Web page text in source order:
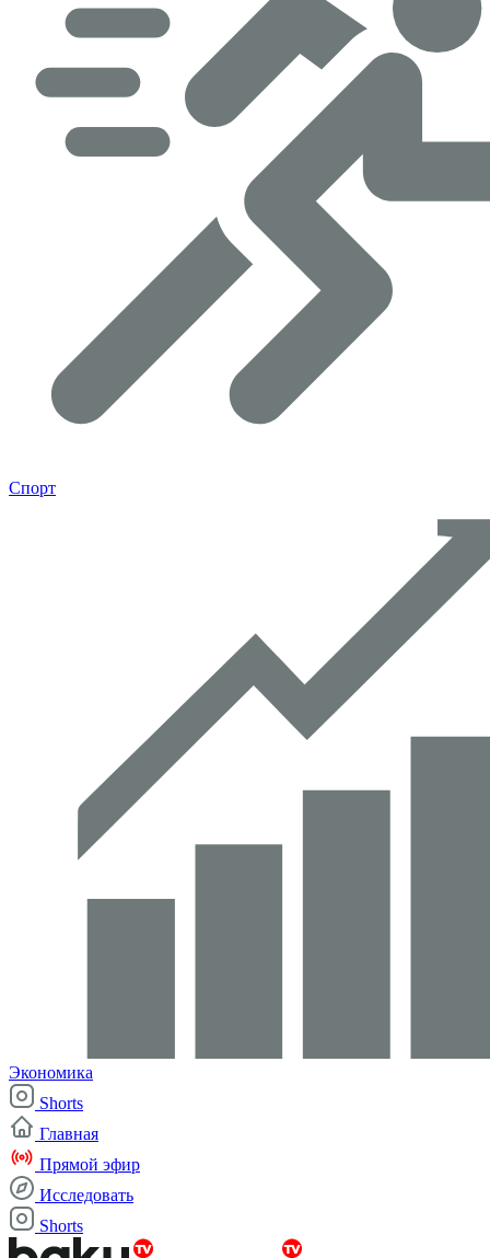
Спорт
Экономика
Shorts
Главная
Прямой эфир
Исследовать
Shorts